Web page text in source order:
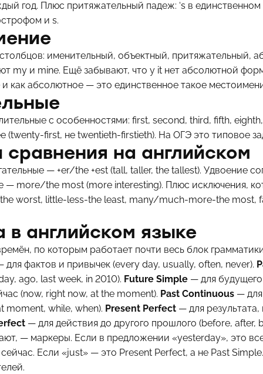
год. Плюс притяжательный падеж: ‘s в единственном
и s.
именительный, объектный, притяжательный,
my и mine. Ещё забывают, что у it нет абсолютной
как абсолютное — это единственное такое
с особенностями: first, second, third, fifth,
(twenty-first, не twentieth-firstieth). На ОГЭ это типовое
сравнения на английском
— +er/the +est (tall, taller, the tallest). Удвоение
— more/the most (more interesting). Плюс исключения,
worst, little-less-the least, many/much-more-the
в английском языке
по которым работает почти весь блок
для фактов и привычек (every day, usually, often, never).
ago, last week, in 2010). Future Simple — для
(now, right now, at the moment). Past Continuous —
moment, while, when). Present Perfect — для
— для действия до другого прошлого (before, after,
— маркеры. Если в предложении «yesterday», это
Если «just» — это Present Perfect, а не Past